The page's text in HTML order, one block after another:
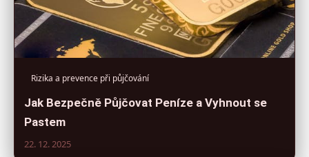
Rizika a prevence při půjčování
Jak Bezpečně Půjčovat Peníze a Vyhnout se
Pastem
22. 12. 2025